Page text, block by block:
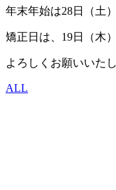
年末年始は28日（土
矯正日は、19日（木
よろしくお願いいたし
ALL